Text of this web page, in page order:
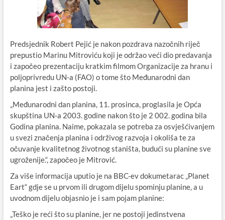
Predsjednik Robert Pejić je nakon pozdrava nazočnih riječ
prepustio Marinu Mitroviću koji je održao veći dio predavanja
i započeo prezentaciju kratkim filmom Organizacije za hranu i
poljoprivredu UN-a (FAO) o tome što Međunarodni dan
planina jest i zašto postoji.
„Međunarodni dan planina, 11. prosinca, proglasila je Opća
skupština UN-a 2003. godine nakon što je 2 002. godina bila
Godina planina. Naime, pokazala se potreba za osvješćivanjem
u svezi značenja planina i održivog razvoja i okoliša te za
očuvanje kvalitetnog životnog staništa, budući su planine sve
ugroženije.“, započeo je Mitrović.
Za više informacija uputio je na BBC-ev dokumetarac „Planet
Eart“ gdje se u prvom ili drugom dijelu spominju planine, a u
uvodnom dijelu objasnio je i sam pojam planine:
„Teško je reći što su planine, jer ne postoji jedinstvena